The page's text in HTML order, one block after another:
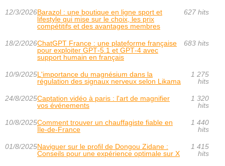
12/3/2026Barazol : une boutique en ligne sport et
lifestyle qui mise sur le choix, les prix
compétitifs et des avantages membres
627 hits
18/2/2026ChatGPT France : une plateforme française
pour exploiter GPT‑5.1 et GPT‑4 avec
support humain en français
683 hits
10/9/2025L'importance du magnésium dans la
régulation des signaux nerveux selon Likama
1 275
hits
24/8/2025Captation vidéo à paris : l'art de magnifier
vos événements
1 320
hits
10/8/2025Comment trouver un chauffagiste fiable en
Île-de-France
1 440
hits
01/8/2025Naviguer sur le profil de Dongou Zidane :
Conseils pour une expérience optimale sur X
1 415
hits